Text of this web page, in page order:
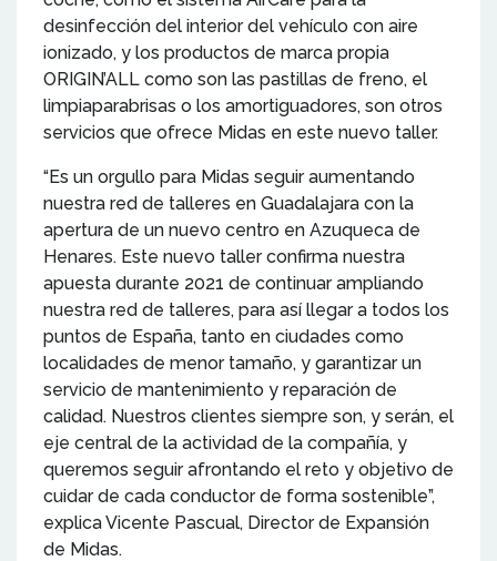
desinfección del interior del vehículo con aire
ionizado, y los productos de marca propia
ORIGIN’ALL como son las pastillas de freno, el
limpiaparabrisas o los amortiguadores, son otros
servicios que ofrece Midas en este nuevo taller.
“Es un orgullo para Midas seguir aumentando
nuestra red de talleres en Guadalajara con la
apertura de un nuevo centro en Azuqueca de
Henares. Este nuevo taller confirma nuestra
apuesta durante 2021 de continuar ampliando
nuestra red de talleres, para así llegar a todos los
puntos de España, tanto en ciudades como
localidades de menor tamaño, y garantizar un
servicio de mantenimiento y reparación de
calidad. Nuestros clientes siempre son, y serán, el
eje central de la actividad de la compañía, y
queremos seguir afrontando el reto y objetivo de
cuidar de cada conductor de forma sostenible”,
explica Vicente Pascual, Director de Expansión
de Midas.